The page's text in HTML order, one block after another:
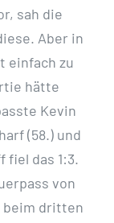
sah die
Aber in
einfach zu
hätte
Kevin
(58.) und
fiel das 1:3.
von
beim dritten